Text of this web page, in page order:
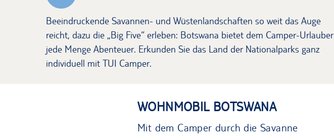
Beeindruckende Savannen- und Wüstenlandschaften so weit das Auge
reicht, dazu die „Big Five“ erleben: Botswana bietet dem Camper-Urlauber
jede Menge Abenteuer. Erkunden Sie das Land der Nationalparks ganz
individuell mit TUI Camper.
WOHNMOBIL BOTSWANA
Mit dem Camper durch die Savanne